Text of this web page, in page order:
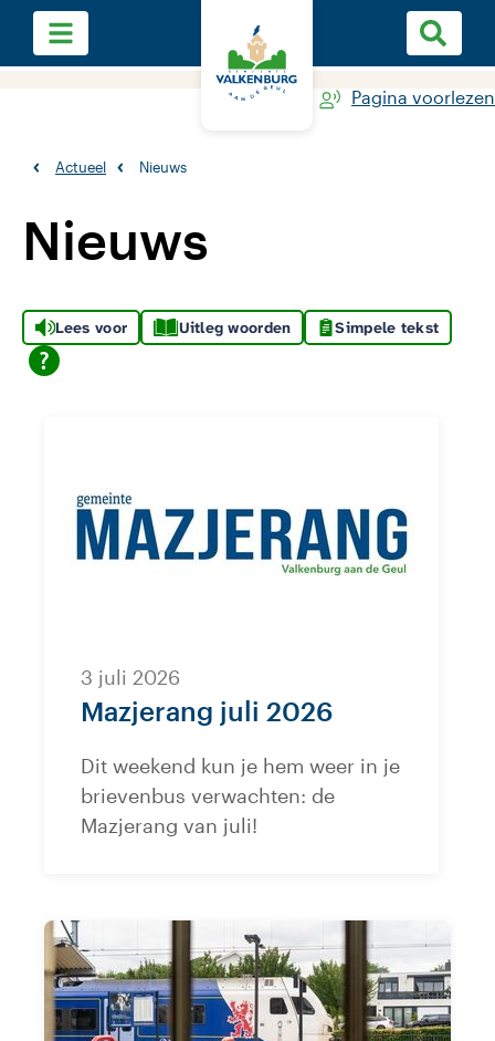
Actueel Nieuws
Pagina voorlezen
Nieuws
Lees voor Uitleg woorden Simpele tekst
Mazjerang juli 2026
3 juli 2026
Dit weekend kun je hem weer in je
brievenbus verwachten: de
Mazjerang van juli!